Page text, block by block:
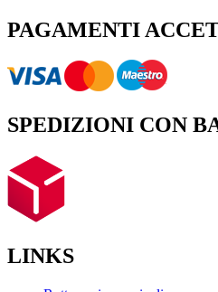
PAGAMENTI
SPEDIZIONI CON
LINKS